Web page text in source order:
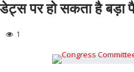
पर हो सकता है
1